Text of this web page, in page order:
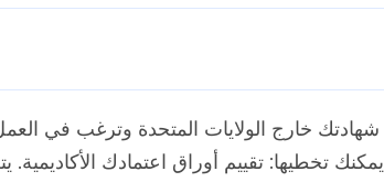
خارج الولايات المتحدة وترغب في العمل
تخطيها: تقييم أوراق اعتمادك